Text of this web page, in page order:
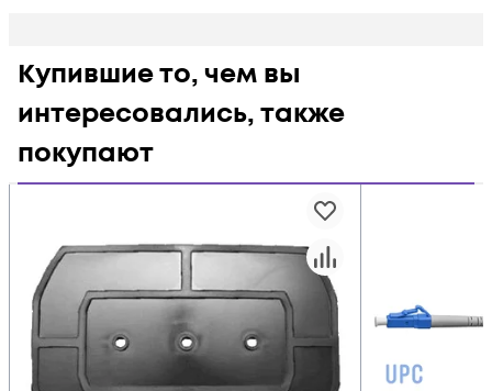
Купившие то, чем вы
интересовались, также
покупают